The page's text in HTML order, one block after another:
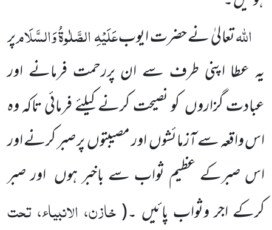
اللہتعالیٰ نے حضرت ایوبعَلَیْہِالصَّلٰوۃُ وَالسَّلَامپر
یہ عطا اپنی طرف سے ان پررحمت فرمانے اور
عبادت گزاروںکو نصیحت کرنے کیلئے فرمائی تاکہ وہ
اس واقعہ سے آزمائشوںاور مصیبتوںپر صبر کرنے اور
اس صبرکے عظیم ثواب سے باخبر ہوں اور صبر
کرکے اجر وثواب پائیں ۔(خازن، الانبیاء، تحت